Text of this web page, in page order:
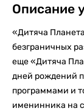
Описание
«Дитяча
безграничных
еще «Дитяча
дней рождений
программами и
именинника на